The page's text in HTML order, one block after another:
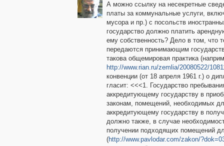
А можно ссылку на несекретные
платы за коммунальные услуги,
мусора и пр.) с посольств
государство должно платить
ему собственность? Дело в том, что
передаются принимающим
такова общемировая практика
http://www.rian.ru/zemlia/20080522/
конвенции (от 18 апреля 1961 г.) о
гласит: <<<1. Государство
аккредитующему государству в
законам, помещений, необходимых
аккредитующему государству в
должно также, в случае
получении подходящих помещений
(http://www.pavlodar.com/zakon/